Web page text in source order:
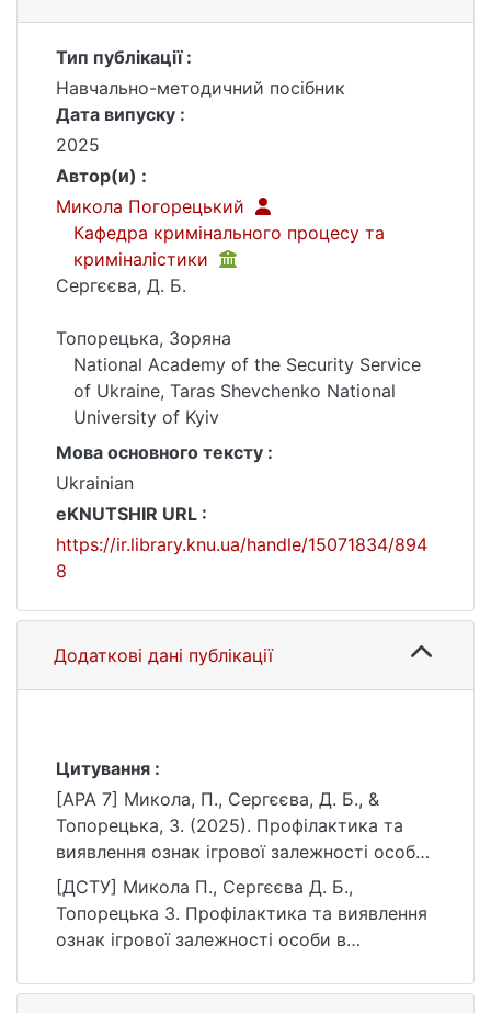
Тип публікації :
Навчально-методичний посібник
Дата випуску :
2025
Автор(и) :
Микола Погорецький
Кафедра кримінального процесу та
криміналістики
Сергєєва, Д. Б.
Топорецька, Зоряна
National Academy of the Security Service
of Ukraine, Taras Shevchenko National
University of Kyiv
Мова основного тексту :
Ukrainian
eKNUTSHIR URL :
https://ir.library.knu.ua/handle/15071834/894
8
Додаткові дані публікації
Цитування :
[APA 7] Микола, П., Сергєєва, Д. Б., &
Топорецька, З. (2025). Профілактика та
виявлення ознак ігрової залежності особи
в оперативно-службовій діяльності
Служби безпеки України. Національна
академія Служби безпеки України.
https://ir.library.knu.ua/handle/15071834/894
8
[ДСТУ] Микола П., Сергєєва Д. Б.,
Топорецька З. Профілактика та виявлення
ознак ігрової залежності особи в
безпеки України. Київ : Національна